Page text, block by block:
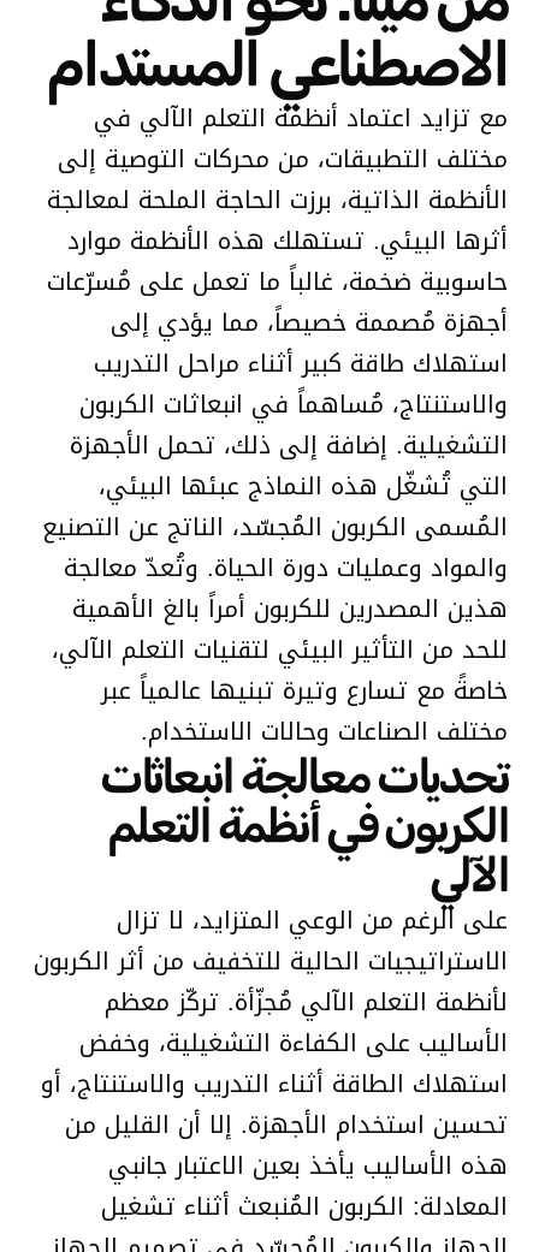
الاصطناعي المستدام
مع تزايد اعتماد أنظمة التعلم الآلي في
مختلف التطبيقات، من محركات التوصية إلى
الأنظمة الذاتية، برزت الحاجة الملحة لمعالجة
أثرها البيئي. تستهلك هذه الأنظمة موارد
حاسوبية ضخمة، غالباً ما تعمل على مُسرّعات
أجهزة مُصممة خصيصاً، مما يؤدي إلى
استهلاك طاقة كبير أثناء مراحل التدريب
والاستنتاج، مُساهماً في انبعاثات الكربون
التشغيلية. إضافة إلى ذلك، تحمل الأجهزة
التي تُشغّل هذه النماذج عبئها البيئي،
المُسمى الكربون المُجسّد، الناتج عن التصنيع
والمواد وعمليات دورة الحياة. وتُعدّ معالجة
هذين المصدرين للكربون أمراً بالغ الأهمية
للحد من التأثير البيئي لتقنيات التعلم الآلي،
خاصةً مع تسارع وتيرة تبنيها عالمياً عبر
مختلف الصناعات وحالات الاستخدام.
تحديات معالجة انبعاثات
الكربون في أنظمة التعلم
الآلي
على الرغم من الوعي المتزايد، لا تزال
الاستراتيجيات الحالية للتخفيف من أثر الكربون
لأنظمة التعلم الآلي مُجزّأة. تركّز معظم
الأساليب على الكفاءة التشغيلية، وخفض
استهلاك الطاقة أثناء التدريب والاستنتاج، أو
تحسين استخدام الأجهزة. إلا أن القليل من
هذه الأساليب يأخذ بعين الاعتبار جانبي
المعادلة: الكربون المُنبعث أثناء تشغيل